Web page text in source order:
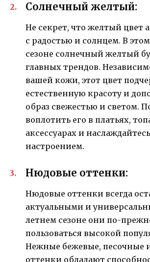
Солнечный желтый:
Не секрет, что желтый цвет
с радостью и солнцем. В
сезоне солнечный желтый
главных трендов.
вашей кожи, этот цвет
естественную красоту и
образ свежестью и светом.
воплотить его в платьях,
аксессуарах и
настроением.
Нюдовые оттенки:
Нюдовые оттенки всегда
актуальными и
летнем сезоне они по-
пользоваться высокой
Нежные бежевые, песочные
оттенки обладают